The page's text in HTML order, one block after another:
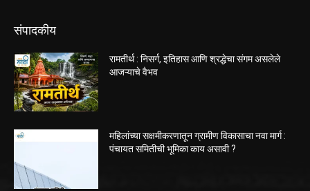
संपादकीय
रामतीर्थ : निसर्ग, इतिहास आणि श्रद्धेचा संगम असलेले
आजऱ्याचे वैभव
महिलांच्या सक्षमीकरणातून ग्रामीण विकासाचा नवा मार्ग :
पंचायत समितीची भूमिका काय असावी ?